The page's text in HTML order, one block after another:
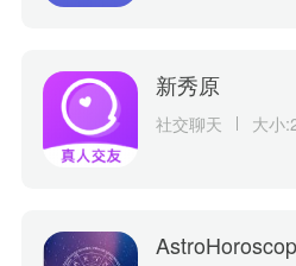
新秀原
社交聊天 大小